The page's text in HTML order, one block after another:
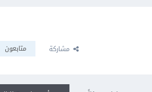
مشاركة متابعون